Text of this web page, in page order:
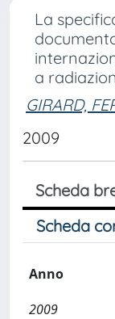
La
a
GIRARD,
2009
Scheda
Scheda
Anno
2009